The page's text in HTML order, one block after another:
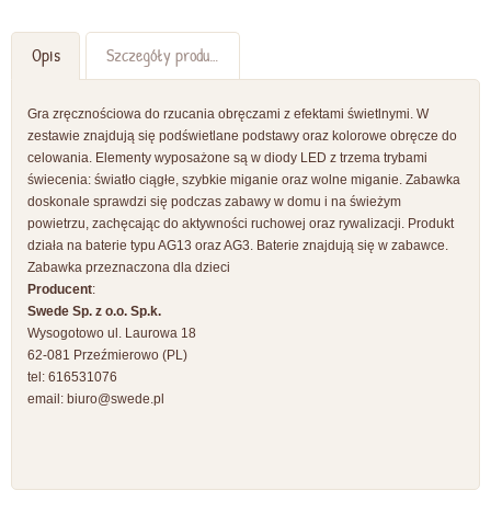
Opis Szczegóły produktu
Gra zręcznościowa do rzucania obręczami z efektami świetlnymi. W
zestawie znajdują się podświetlane podstawy oraz kolorowe obręcze do
celowania. Elementy wyposażone są w diody LED z trzema trybami
świecenia: światło ciągłe, szybkie miganie oraz wolne miganie. Zabawka
doskonale sprawdzi się podczas zabawy w domu i na świeżym
powietrzu, zachęcając do aktywności ruchowej oraz rywalizacji. Produkt
działa na baterie typu AG13 oraz AG3. Baterie znajdują się w zabawce.
Zabawka przeznaczona dla dzieci
Producent:
Swede Sp. z o.o. Sp.k.
Wysogotowo ul. Laurowa 18
62-081 Przeźmierowo (PL)
tel: 616531076
email: biuro@swede.pl